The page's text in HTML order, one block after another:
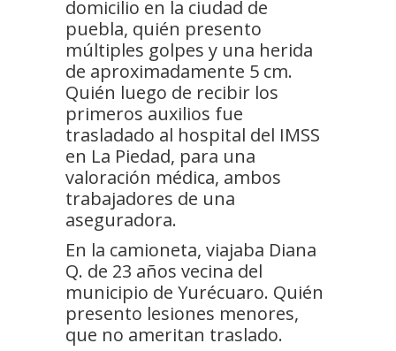
domicilio en la ciudad de
puebla, quién presento
múltiples golpes y una herida
de aproximadamente 5 cm.
Quién luego de recibir los
primeros auxilios fue
trasladado al hospital del IMSS
en La Piedad, para una
valoración médica, ambos
trabajadores de una
aseguradora.
En la camioneta, viajaba Diana
Q. de 23 años vecina del
municipio de Yurécuaro. Quién
presento lesiones menores,
que no ameritan traslado.